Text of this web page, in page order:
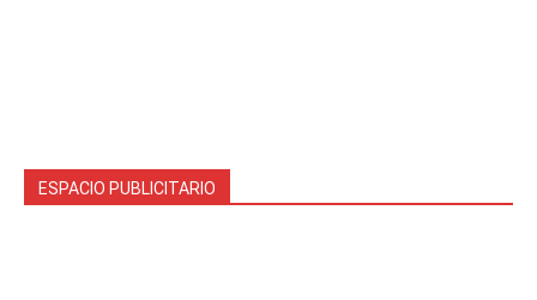
ESPACIO PUBLICITARIO